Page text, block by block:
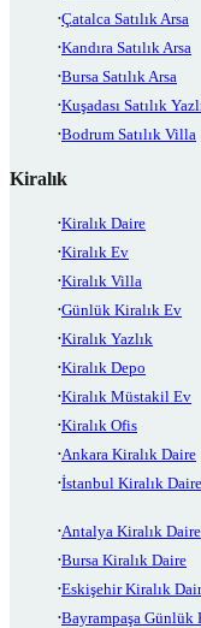
Çatalca Satılık Arsa
Kandıra Satılık Arsa
Bursa Satılık Arsa
Kuşadası Satılık
Bodrum Satılık Villa
Kiralık
Kiralık Daire
Kiralık Ev
Kiralık Villa
Günlük Kiralık Ev
Kiralık Yazlık
Kiralık Depo
Kiralık Müstakil Ev
Kiralık Ofis
Ankara Kiralık Daire
İstanbul Kiralık Daire
Antalya Kiralık Daire
Bursa Kiralık Daire
Eskişehir Kiralık
Bayrampaşa Günlük